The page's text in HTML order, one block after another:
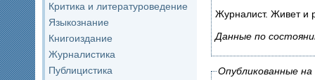
Критика и литературоведение
Языкознание
Книгоиздание
Журналистика
Публицистика
Журналист. Живет и
Данные по
Опубликованные